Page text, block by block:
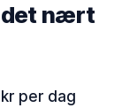
nært
per dag